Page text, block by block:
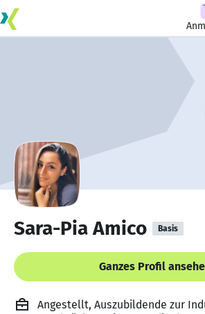
Sara-Pia Amico Basis
Ganzes Profil
Angestellt, Auszubildende zur